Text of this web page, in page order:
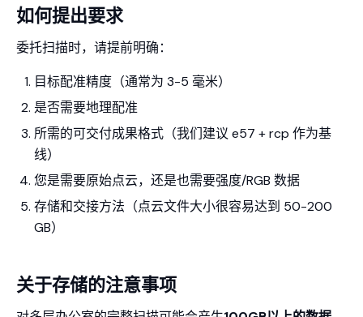
如何提出要求
委托扫描时，请提前明确：
目标配准精度（通常为 3-5 毫米）
是否需要地理配准
所需的可交付成果格式（我们建议 e57 + rcp 作为基
线）
您是需要原始点云，还是也需要强度/RGB 数据
存储和交接方法（点云文件大小很容易达到 50-200
GB）
关于存储的注意事项